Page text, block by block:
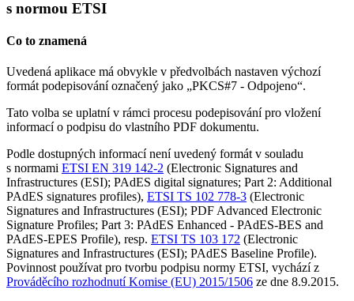
s normou ETSI
Co to znamená
Uvedená aplikace má obvykle v předvolbách nastaven výchozí
formát podepisování označený jako „PKCS#7 - Odpojeno“.
Tato volba se uplatní v rámci procesu podepisování pro vložení
informací o podpisu do vlastního PDF dokumentu.
Podle dostupných informací není uvedený formát v souladu
s normami ETSI EN 319 142-2 (Electronic Signatures and
Infrastructures (ESI); PAdES digital signatures; Part 2: Additional
PAdES signatures profiles), ETSI TS 102 778-3 (Electronic
Signatures and Infrastructures (ESI); PDF Advanced Electronic
Signature Profiles; Part 3: PAdES Enhanced - PAdES-BES and
PAdES-EPES Profile), resp. ETSI TS 103 172 (Electronic
Signatures and Infrastructures (ESI); PAdES Baseline Profile).
Povinnost používat pro tvorbu podpisu normy ETSI, vychází z
Prováděcího rozhodnutí Komise (EU) 2015/1506 ze dne 8.9.2015.